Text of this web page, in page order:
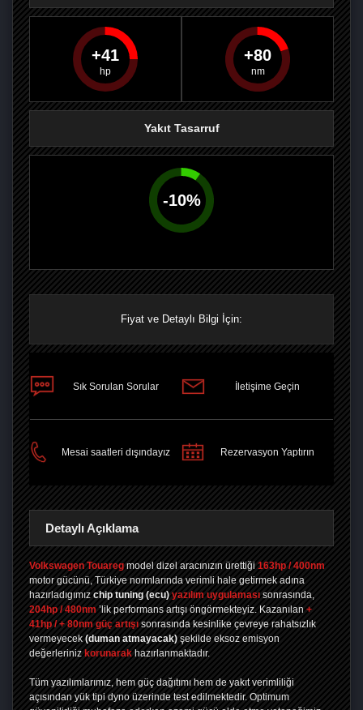
PAYLAŞPAYLAŞPLUS'TA
41 80
Yakıt Tasarruf
-10%
Fiyat ve Detaylı Bilgi İçin:
Sık Sorulan Sorular İletişime Geçin
Mesai saatleri dışındayız Rezervasyon Yaptırın
Detaylı Açıklama
Volkswagen Touareg model dizel aracınızın ürettiği 163hp / 400nm
motor gücünü, Türkiye normlarında verimli hale getirmek adına
hazırladıgımız chip tuning (ecu) yazılım uygulaması sonrasında,
204hp / 480nm ’lik performans artışı öngörmekteyiz. Kazanılan +
41hp / + 80nm güç artışı sonrasında kesinlike çevreye rahatsızlık
vermeyecek (duman atmayacak) şekilde eksoz emisyon
değerleriniz korunarak hazırlanmaktadır.
Tüm yazılımlarımız, hem güç dağıtımı hem de yakıt verimliliği
açısından yük tipi dyno üzerinde test edilmektedir. Optimum